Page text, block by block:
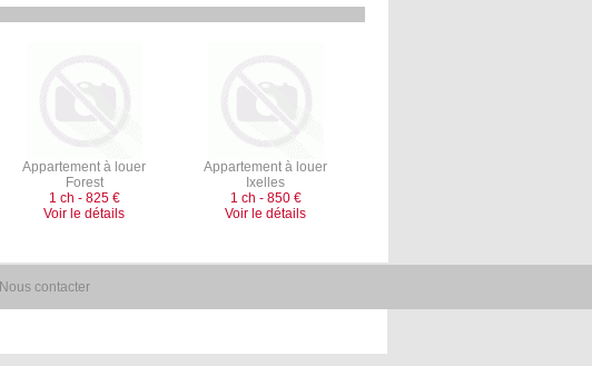
Appartement à louer
Forest
1 ch - 825 €
Voir le détails
Appartement à louer
Ixelles
1 ch - 850 €
Voir le détails
Nous contacter